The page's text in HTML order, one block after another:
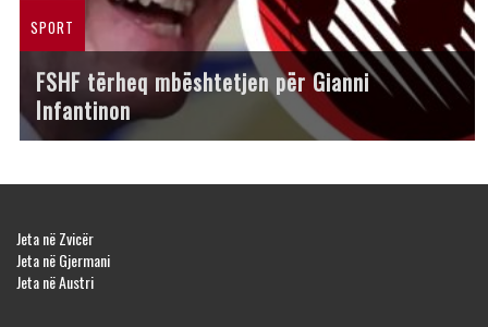
SPORT
FSHF tërheq mbështetjen për Gianni
Infantinon
Jeta në Zvicër
Jeta në Gjermani
Jeta në Austri